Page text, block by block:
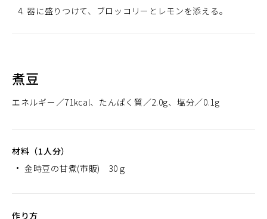
器に盛りつけて、ブロッコリーとレモンを添える。
煮豆
エネルギー 71kcal たんぱく質 2.0g 塩分 0.1g
材料（1人分）
金時豆の甘煮(市販) 30ｇ
作り方